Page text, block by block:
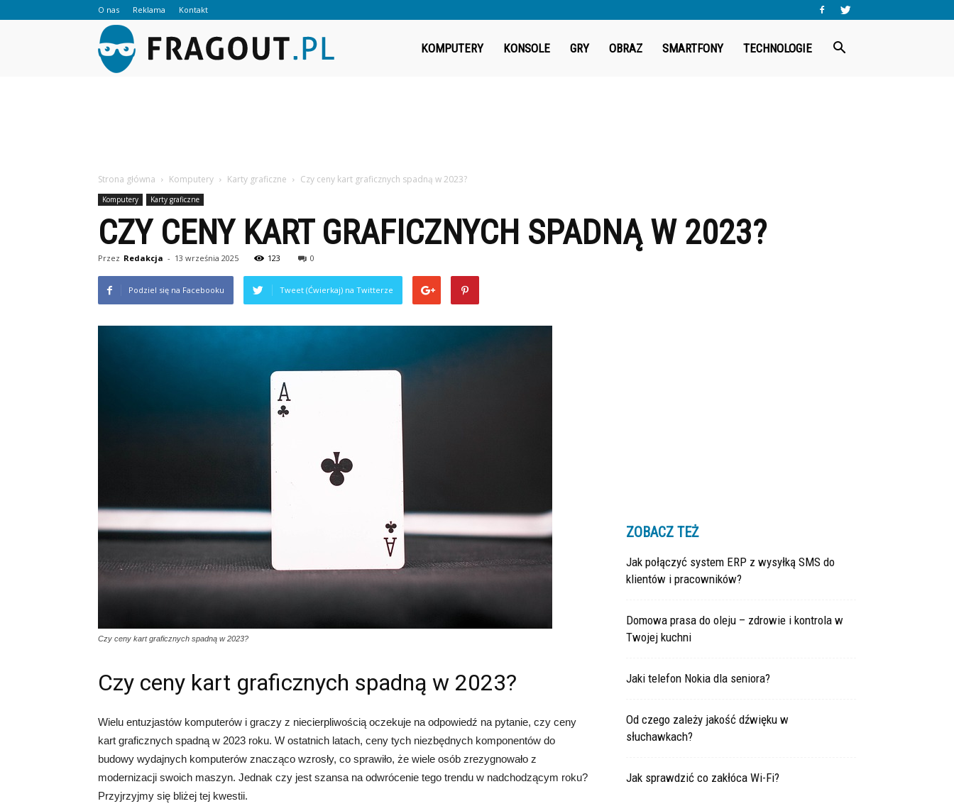
O nas Reklama Kontakt
KOMPUTERY KONSOLE GRY OBRAZ SMARTFONY TECHNOLOGIE
Strona główna Komputery Karty graficzne Czy ceny kart graficznych spadną w 2023?
Komputery Karty graficzne
CZY CENY KART GRAFICZNYCH SPADNĄ W 2023?
Przez Redakcja - 13 września 2025 123 0
Podziel się na Facebooku Tweet (Ćwierkaj) na Twitterze
Czy ceny kart graficznych spadną w 2023?
Czy ceny kart graficznych spadną w 2023?
Wielu entuzjastów komputerów i graczy z niecierpliwością oczekuje na odpowiedź na pytanie, czy ceny
kart graficznych spadną w 2023 roku. W ostatnich latach, ceny tych niezbędnych komponentów do
budowy wydajnych komputerów znacząco wzrosły, co sprawiło, że wiele osób zrezygnowało z
modernizacji swoich maszyn. Jednak czy jest szansa na odwrócenie tego trendu w nadchodzącym roku?
Przyjrzyjmy się bliżej tej kwestii.
ZOBACZ TEŻ
Jak połączyć system ERP z wysyłką SMS do
klientów i pracowników?
Domowa prasa do oleju – zdrowie i kontrola w
Twojej kuchni
Jaki telefon Nokia dla seniora?
Od czego zależy jakość dźwięku w
słuchawkach?
Jak sprawdzić co zakłóca Wi-Fi?